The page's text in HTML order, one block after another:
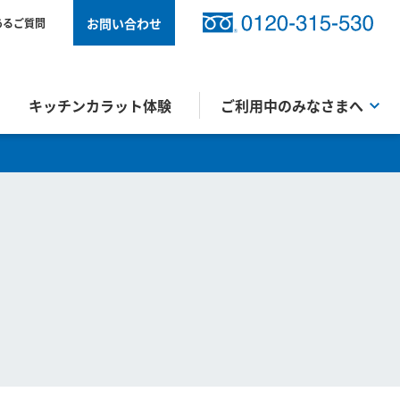
ご質問 お問い合わせ
キッチンカラット体験 ご利用中のみなさまへ